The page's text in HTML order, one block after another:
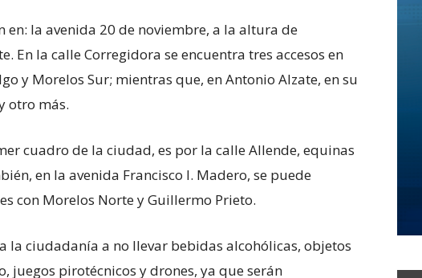
en: la avenida 20 de noviembre, a la altura de
En la calle Corregidora se encuentra tres accesos en
y Morelos Sur; mientras que, en Antonio Alzate, en su
otro más.
cuadro de la ciudad, es por la calle Allende, equinas
en la avenida Francisco I. Madero, se puede
con Morelos Norte y Guillermo Prieto.
la ciudadanía a no llevar bebidas alcohólicas, objetos
juegos pirotécnicos y drones, ya que serán